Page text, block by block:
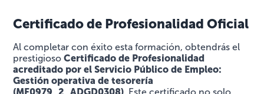
Certificado de Profesionalidad Oficial
Al completar con éxito esta formación, obtendrás el
prestigiosoCertificado de Profesionalidad
acreditado por el Servicio Público de Empleo:
Gestión operativa de tesorería